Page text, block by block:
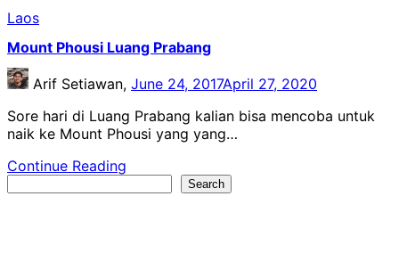
Laos
Mount Phousi Luang Prabang
Arif Setiawan, June 24, 2017April 27, 2020
Sore hari di Luang Prabang kalian bisa mencoba untuk
naik ke Mount Phousi yang yang…
Continue Reading
Search